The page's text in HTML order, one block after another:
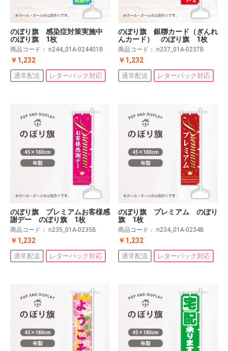
のぼり旗 感染症対策実施中
のぼり旗 1枚
商品コード： n244_01A-024401B
￥1,232
通常配送 レターパック対応
のぼり旗 銀聯カード（ぎんれ
んカード） のぼり旗 1枚
商品コード： n237_01A-0237B
￥1,232
通常配送 レターパック対応
のぼり旗 プレミアムお客様感
謝デー のぼり旗 1枚
商品コード： n235_01A-0235B
￥1,232
通常配送 レターパック対応
のぼり旗 プレミアム のぼり
旗 1枚
商品コード： n234_01A-0234B
￥1,232
通常配送 レターパック対応